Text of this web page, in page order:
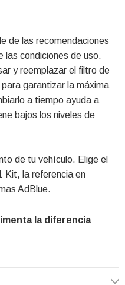
de las recomendaciones
las condiciones de uso.
y reemplazar el filtro de
garantizar la máxima
a tiempo ayuda a
bajos los niveles de
de tu vehículo. Elige el
Kit, la referencia en
AdBlue.
la diferencia